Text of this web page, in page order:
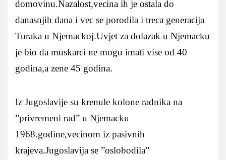
domovinu.Nazalost,vecina ih je ostala do
danasnjih dana i vec se porodila i treca generacija
Turaka u Njemackoj.Uvjet za dolazak u Njemacku
je bio da muskarci ne mogu imati vise od 40
godina,a zene 45 godina.
Iz Jugoslavije su krenule kolone radnika na
”privremeni rad” u Njemacku
1968.godine,vecinom iz pasivnih
krajeva.Jugoslavija se ”oslobodila”